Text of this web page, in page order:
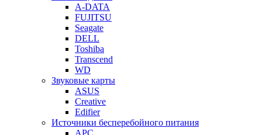
A-DATA
FUJITSU
Seagate
DELL
Toshiba
Transcend
WD
Звуковые карты
ASUS
Creative
Edifier
Источники бесперебойного питания